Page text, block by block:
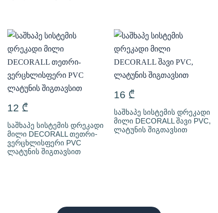
12 ₾
საშხაპე სისტემის დრეკადი
მილი DECORALL თეთრი-
ვერცხლისფერი PVC
ლატუნის შიგთავსით
16 ₾
საშხაპე სისტემის დრეკადი
მილი DECORALL შავი PVC,
ლატუნის შიგთავსით